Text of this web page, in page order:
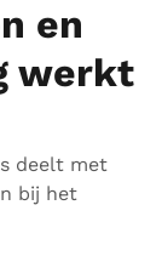
en
werkt
deelt met
bij het